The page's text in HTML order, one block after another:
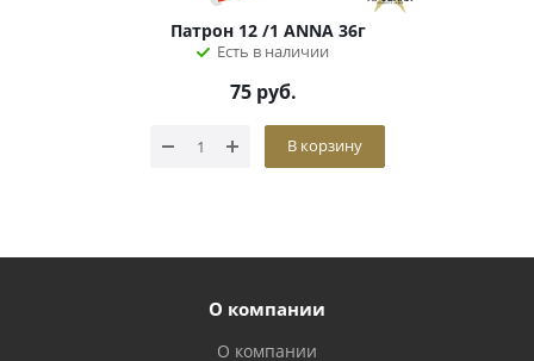
Патрон 12 /1 ANNA 36г
Есть в наличии
75 руб.
В корзину
О компании
О компании